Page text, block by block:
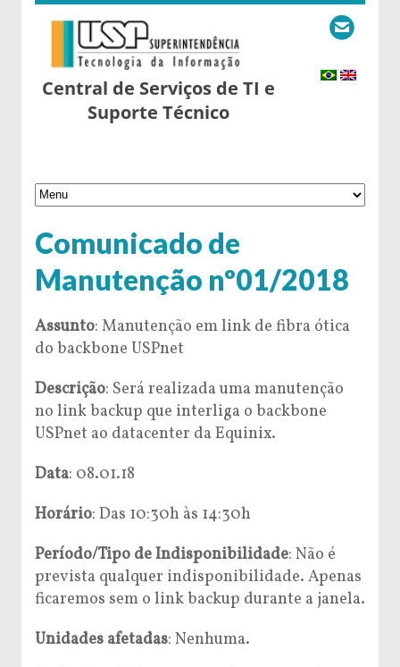
Central de Serviços de TI e
Suporte Técnico
Comunicado de
Manutenção nº01/2018
Assunto: Manutenção em link de fibra ótica
do backbone USPnet
Descrição: Será realizada uma manutenção
no link backup que interliga o backbone
USPnet ao datacenter da Equinix.
Data: 08.01.18
Horário: Das 10:30h às 14:30h
Período/Tipo de Indisponibilidade: Não é
prevista qualquer indisponibilidade. Apenas
ficaremos sem o link backup durante a janela.
Unidades afetadas: Nenhuma.